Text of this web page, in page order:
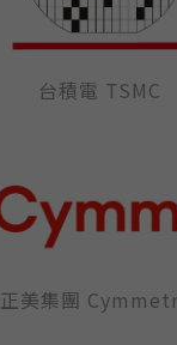
台積電 TSMC
正美集團